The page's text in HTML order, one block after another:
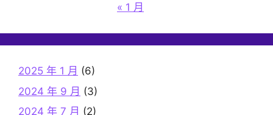
« 1 月
2025 年 1 月 (6)
2024 年 9 月 (3)
2024 年 7 月 (2)